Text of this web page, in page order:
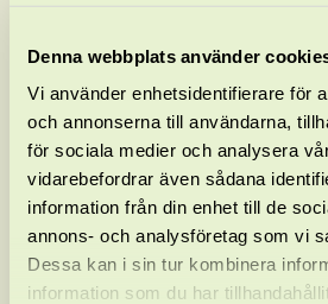
Denna webbplats använder
Vi använder enhetsidentifierare för
och annonserna till användarna,
för sociala medier och analysera
vidarebefordrar även sådana
information från din enhet till de
annons- och analysföretag som vi
Dessa kan i sin tur kombinera
information som du har